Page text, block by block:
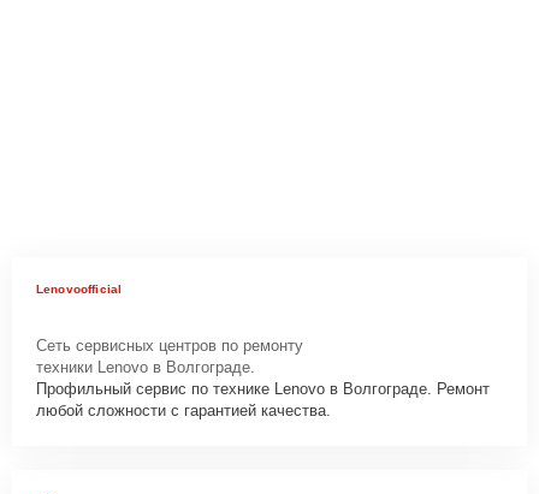
Lenovoofficial
Сеть сервисных центров по ремонту
техники Lenovo в Волгограде.
Профильный сервис по технике Lenovo в Волгограде. Ремонт
любой сложности с гарантией качества.